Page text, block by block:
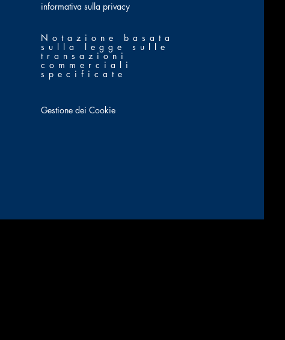
​informativa sulla privacy
Notazione basata
sulla legge sulle
transazioni
commerciali
specificate
Gestione dei Cookie